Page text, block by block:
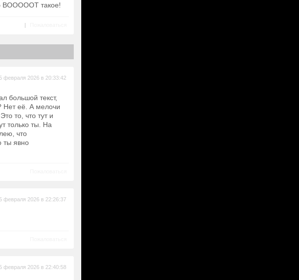
ВОООООТ такое!
|
февраля 2026 в 20:33:42
большой текст,
Нет её. А мелочи
то, что тут и
только ты. На
что
ты явно
февраля 2026 в 22:26:37
февраля 2026 в 22:40:58